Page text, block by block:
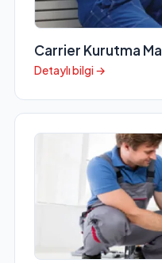
Carrier Kurutma
Detaylı bilgi →